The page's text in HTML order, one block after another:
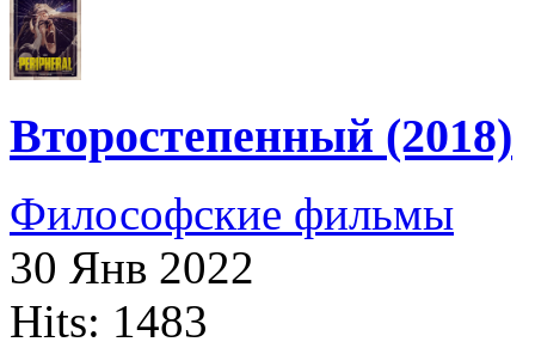
Второстепенный (2018)
Философские фильмы
30 Янв 2022
Hits: 1483